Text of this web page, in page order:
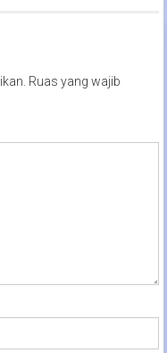
Ruas yang wajib